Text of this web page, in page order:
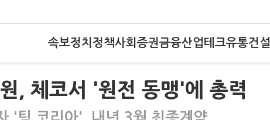
속보정치 정책사회 증권금융산업테크유통건설
, 체코서 '원전 동맹'에 총력